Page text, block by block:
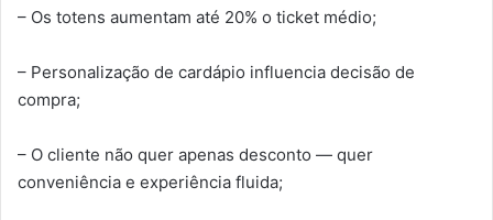
– Os totens aumentam até 20% o ticket médio;
– Personalização de cardápio influencia decisão de
compra;
– O cliente não quer apenas desconto — quer
conveniência e experiência fluida;